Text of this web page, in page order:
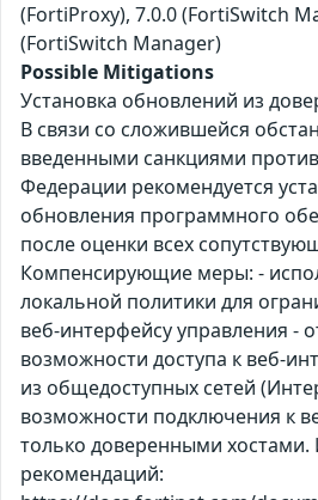
(FortiProxy), 7.0.0 (FortiSwitch
(FortiSwitch Manager)
Possible Mitigations
Установка обновлений из
В связи со сложившейся
введенными санкциями
Федерации рекомендуется
обновления программного
после оценки всех
Компенсирующие меры: -
локальной политики для
веб-интерфейсу управления -
возможности доступа к веб-
из общедоступных сетей
возможности подключения к
только доверенными хостами.
рекомендаций: